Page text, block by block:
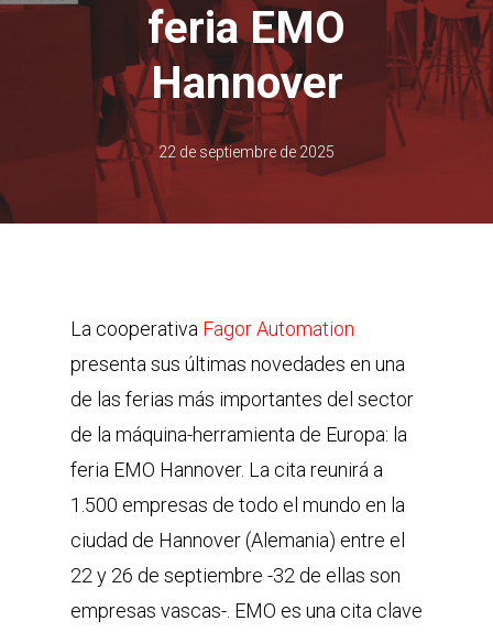
feria EMO
Hannover
22 de septiembre de 2025
La cooperativa Fagor Automation
presenta sus últimas novedades en una
de las ferias más importantes del sector
de la máquina-herramienta de Europa: la
feria EMO Hannover. La cita reunirá a
1.500 empresas de todo el mundo en la
ciudad de Hannover (Alemania) entre el
22 y 26 de septiembre -32 de ellas son
empresas vascas-. EMO es una cita clave